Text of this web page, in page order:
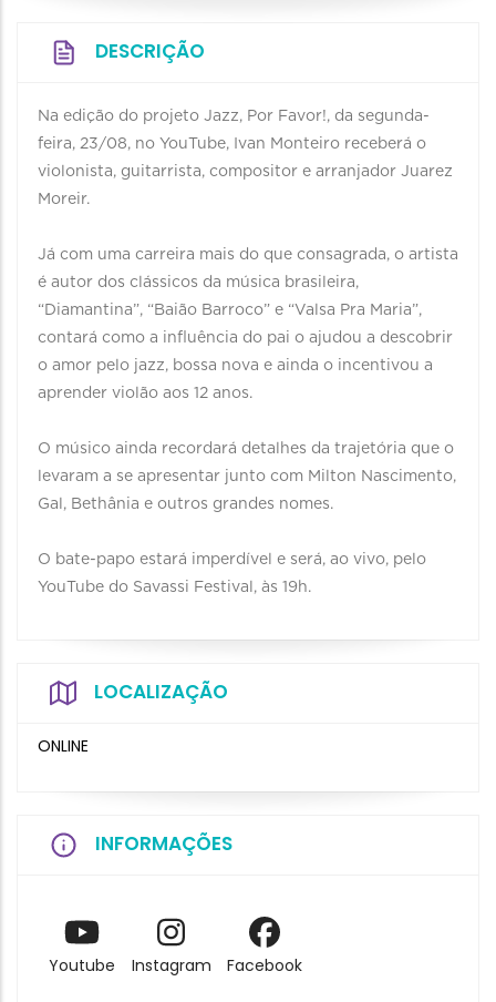
DESCRIÇÃO
Na edição do projeto Jazz, Por Favor!, da segunda-
feira, 23/08, no YouTube, Ivan Monteiro receberá o
violonista, guitarrista, compositor e arranjador Juarez
Moreir.
Já com uma carreira mais do que consagrada, o artista
é autor dos clássicos da música brasileira,
“Diamantina”, “Baião Barroco” e “Valsa Pra Maria”,
contará como a influência do pai o ajudou a descobrir
o amor pelo jazz, bossa nova e ainda o incentivou a
aprender violão aos 12 anos.
O músico ainda recordará detalhes da trajetória que o
levaram a se apresentar junto com Milton Nascimento,
Gal, Bethânia e outros grandes nomes.
O bate-papo estará imperdível e será, ao vivo, pelo
YouTube do Savassi Festival, às 19h.
LOCALIZAÇÃO
ONLINE
INFORMAÇÕES
Youtube Instagram Facebook